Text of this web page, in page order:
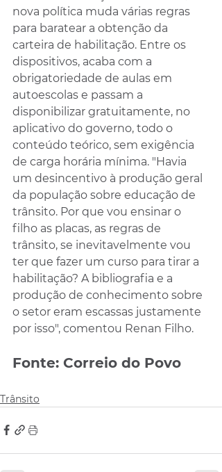
nova política muda várias regras
para baratear a obtenção da
carteira de habilitação. Entre os
dispositivos, acaba com a
obrigatoriedade de aulas em
autoescolas e passam a
disponibilizar gratuitamente, no
aplicativo do governo, todo o
conteúdo teórico, sem exigência
de carga horária mínima. "Havia
um desincentivo à produção geral
da população sobre educação de
trânsito. Por que vou ensinar o
filho as placas, as regras de
trânsito, se inevitavelmente vou
ter que fazer um curso para tirar a
habilitação? A bibliografia e a
produção de conhecimento sobre
o setor eram escassas justamente
por isso", comentou Renan Filho.
Fonte: Correio do Povo
Trânsito